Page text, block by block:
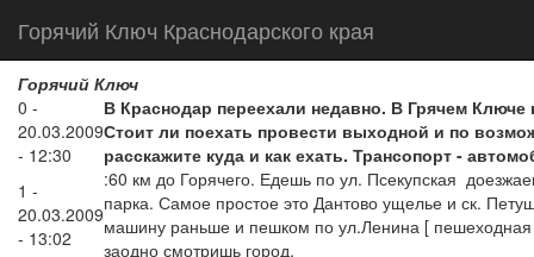
Горячий Ключ Краснодарского края
Горячий Ключ
0 -
20.03.2009
- 12:30
В Краснодар переехали недавно. В Грячем Ключе
Стоит ли поехать провести выходной и по
расскажите куда и как ехать. Трансопорт -
1 -
20.03.2009
- 13:02
:60 км до Горячего. Едешь по ул. Псекупская
парка. Самое простое это Дантово ущелье и ск.
машину раньше и пешком по ул.Ленина [ пешеходная
заодно смотришь город.